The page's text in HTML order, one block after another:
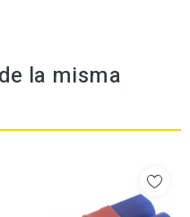
la misma